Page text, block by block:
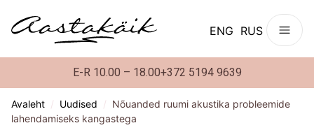
ENG RUS
E-R 10.00 – 18.00+372 5194 9639
Avaleht / Uudised / Nõuanded ruumi akustika probleemide
lahendamiseks kangastega